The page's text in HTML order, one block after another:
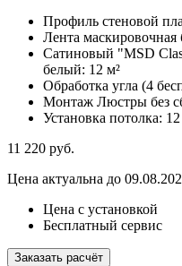
Профиль стеновой
Лента маскировочная
Сатиновый "MSD
белый: 12 м²
Обработка угла (4
Монтаж Люстры без
Установка потолка:
11 220 руб.
Цена актуальна до
Цена с установкой
Бесплатный сервис
Заказать расчёт